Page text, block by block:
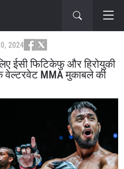
2024
ईसी फिटिकेफु और हिरोयुकी
वेल्टरवेट MMA मुकाबले की